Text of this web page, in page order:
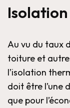
Isolation
Au vu du taux
toiture et
l’isolation
doit être l’une
que pour